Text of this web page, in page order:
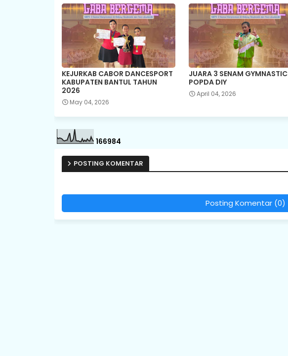
KEJURKAB CABOR DANCESPORT
KABUPATEN BANTUL TAHUN
2026
May 04, 2026
JUARA 3 SENAM GYMNASTIC
POPDA DIY
April 04, 2026
166984
POSTING KOMENTAR
Posting Komentar (0)